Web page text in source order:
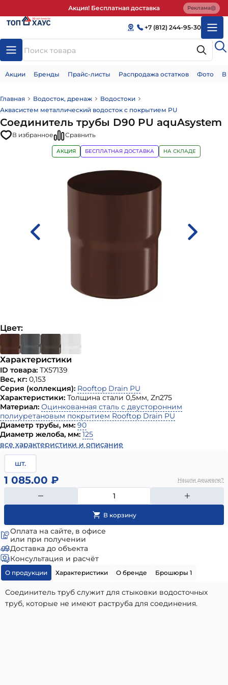
Акция! Бесплатная доставка Реклама
+7 (812) 244-95-30
Акции Бренды Прайс-листы Распродажа остатков Фото
Главная Водосток, дренаж
Водостоки
Аквасистем металлический водосток с покрытием PU
Соединитель трубы D90 PU aquAsystem
В избранное Сравнить
АКЦИЯ БЕСПЛАТНАЯ ДОСТАВКА НА СКЛАДЕ
Цвет:
Характеристики
ID товара: ТХ57139
Вес, кг: 0,153
Серия (коллекция): Rooftop Drain PU
Характеристики: Толщина стали 0,5мм, Zn275
Материал: Оцинкованная сталь с двусторонним
полиуретановым покрытием Rooftop Drain PU
Диаметр трубы, мм: 90
Диаметр желоба, мм: 125
все характеристики и описание
шт.
1 085.00 ₽ Нашли дешевле?
Оплата на сайте, в офисе
или при получении
Доставка до объекта
Консультация и расчёт
О продукции Характеристики О бренде Брошюры 1
Соединитель труб служит для стыковки водосточных
труб, которые не имеют раструба для соединения.